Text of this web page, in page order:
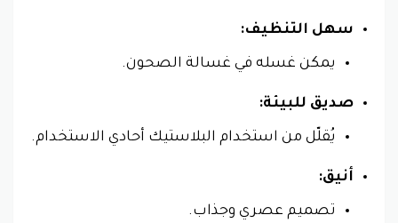
سهل التنظيف:
يمكن غسله في غسالة الصحون.
صديق للبيئة:
يُقلّل من استخدام البلاستيك أحادي الاستخدام.
أنيق:
تصميم عصري وجذاب.